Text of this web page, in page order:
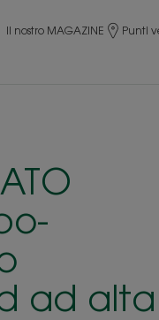
Il nostro MAGAZINE Punti
ad alta